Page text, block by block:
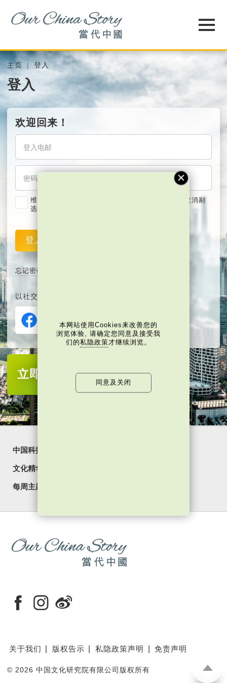
主页 登入
登入
欢迎回来！
维持我的登入状态两星期 (若使用共用电脑，紧记取消剔
选)
登入
忘记密码
以社交媒体平台注册或登入∶
立即注册 成为当代中国会员
中国科技
文化精华
每周主题
关于我们 版权告示 私隐政策声明 免责声明
© 2026 中国文化研究院有限公司版权所有
本网站使用Cookies来改善您的
浏览体验, 请确定您同意及接受我
们的私隐政策才继续浏览。
同意及关闭